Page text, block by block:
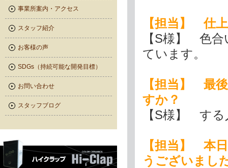
事業所案内・アクセス
スタッフ紹介
お客様の声
SDGs（持続可能な開発目標）
お問い合わせ
スタッフブログ
【担当】 仕
【S様】 色
ています。
【担当】 最
すか？
【S様】 す
【担当】 本
うございまし